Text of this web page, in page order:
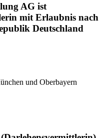
AG ist
mit Erlaubnis nach
Deutschland
und Oberbayern